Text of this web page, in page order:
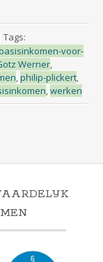
Tags:
voor-
Werner,
,philip-plickert,
,werken